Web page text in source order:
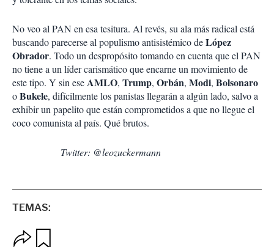
No veo al PAN en esa tesitura. Al revés, su ala más radical está
buscando parecerse al populismo antisistémico deLópez
Obrador. Todo un despropósito tomando en cuenta que el PAN
no tiene a un líder carismático que encarne un movimiento de
este tipo. Y sin eseAMLO, Trump, Orbán, Modi, Bolsonaro
oBukele, difícilmente los panistas llegarán a algún lado, salvo a
exhibir un papelito que están comprometidos a que no llegue el
coco comunista al país. Qué brutos.
Twitter: @leozuckermann
TEMAS: